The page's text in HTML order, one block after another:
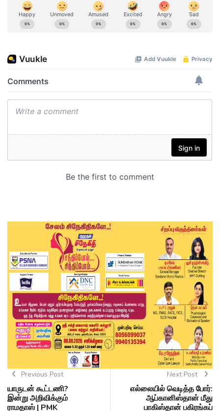
Previous Post
யாருடன் கூட்டணி?
இன்று அறிவிக்கும்
ராமதாஸ் | PMK
Next Post
எல்லையில் வெடித்த போர்:
ஆப்கானிஸ்தான் மீது
பாகிஸ்தான் பகிரங்கப்